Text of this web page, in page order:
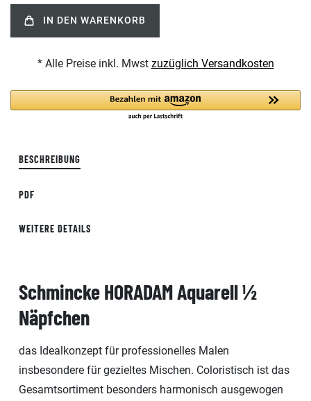
IN DEN WARENKORB
* Alle Preise inkl. Mwst zuzüglich Versandkosten
BESCHREIBUNG
PDF
WEITERE DETAILS
Schmincke HORADAM Aquarell ½
Näpfchen
das Idealkonzept für professionelles Malen
insbesondere für gezieltes Mischen. Coloristisch ist das
Gesamtsortiment besonders harmonisch ausgewogen